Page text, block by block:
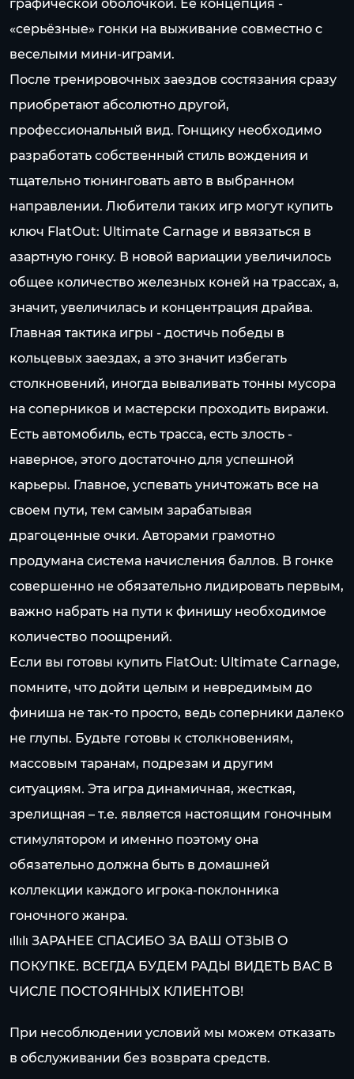
графической оболочкой. Её концепция -
«серьёзные» гонки на выживание совместно с
веселыми мини-играми.
После тренировочных заездов состязания сразу
приобретают абсолютно другой,
профессиональный вид. Гонщику необходимо
разработать собственный стиль вождения и
тщательно тюнинговать авто в выбранном
направлении. Любители таких игр могут купить
ключ FlatOut: Ultimate Carnage и ввязаться в
азартную гонку. В новой вариации увеличилось
общее количество железных коней на трассах, а,
значит, увеличилась и концентрация драйва.
Главная тактика игры - достичь победы в
кольцевых заездах, а это значит избегать
столкновений, иногда вываливать тонны мусора
на соперников и мастерски проходить виражи.
Есть автомобиль, есть трасса, есть злость -
наверное, этого достаточно для успешной
карьеры. Главное, успевать уничтожать все на
своем пути, тем самым зарабатывая
драгоценные очки. Авторами грамотно
продумана система начисления баллов. В гонке
совершенно не обязательно лидировать первым,
важно набрать на пути к финишу необходимое
количество поощрений.
Если вы готовы купить FlatOut: Ultimate Carnage,
помните, что дойти целым и невредимым до
финиша не так-то просто, ведь соперники далеко
не глупы. Будьте готовы к столкновениям,
массовым таранам, подрезам и другим
ситуациям. Эта игра динамичная, жесткая,
зрелищная – т.е. является настоящим гоночным
стимулятором и именно поэтому она
обязательно должна быть в домашней
коллекции каждого игрока-поклонника
гоночного жанра.
ιllιlι ЗАРАНЕЕ СПАСИБО ЗА ВАШ ОТЗЫВ О
ПОКУПКЕ. ВСЕГДА БУДЕМ РАДЫ ВИДЕТЬ ВАС В
ЧИСЛЕ ПОСТОЯННЫХ КЛИЕНТОВ!
При несоблюдении условий мы можем отказать
в обслуживании без возврата средств.